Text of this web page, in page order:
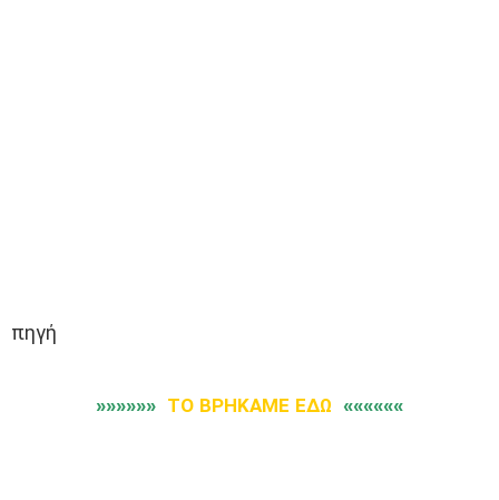
πηγή
»»»»»» ΤΟ ΒΡΗΚΑΜΕ ΕΔΩ ««««««